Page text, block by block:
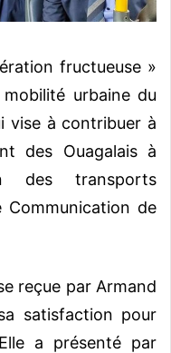
fructueuse »
urbaine du
vise à contribuer à
des Ouagalais à
des transports
de
reçue par Armand
satisfaction pour
a présenté par